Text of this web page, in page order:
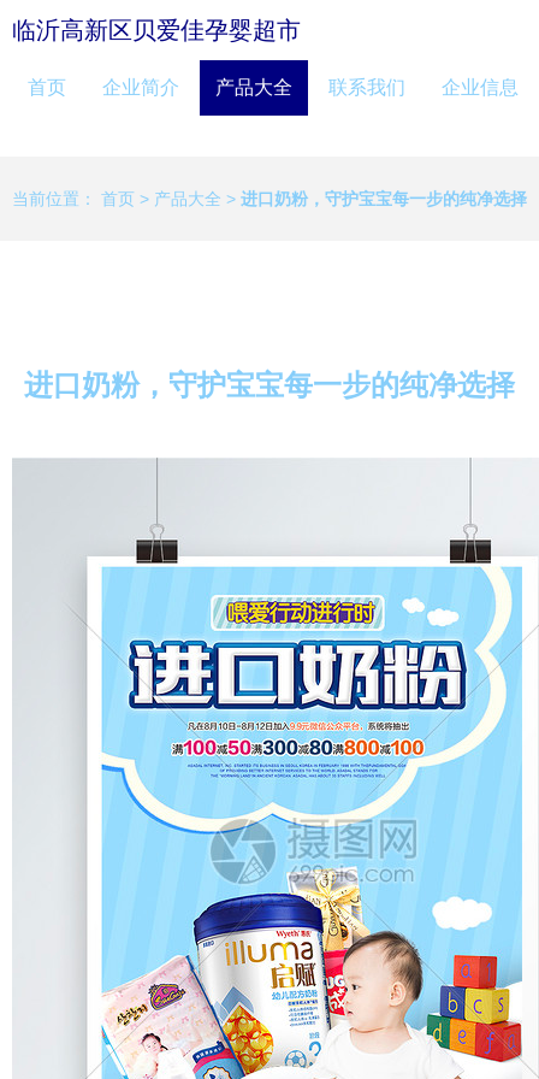
临沂高新区贝爱佳孕婴超市
首页 企业简介 产品大全 联系我们 企业信息
当前位置： 首页 > 产品大全 > 进口奶粉，守护宝宝每一步的纯净选择
进口奶粉，守护宝宝每一步的纯净选择